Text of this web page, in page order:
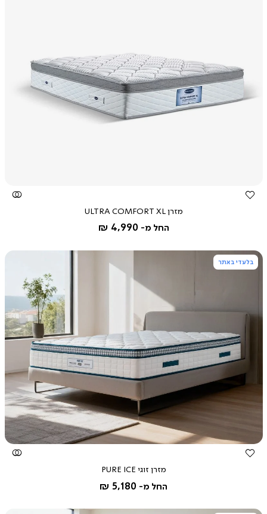
צפייה
מהירה
מזרן ULTRA COMFORT XL
החל מ- 4,990 ₪
בלעדי באתר
צפייה
מזרן זוגי PURE ICE
החל מ- 5,180 ₪